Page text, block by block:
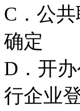
C．公
确定
D．开
行企业